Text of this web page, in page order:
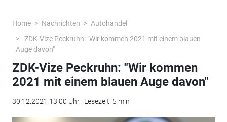
Home Nachrichten
Autohandel
ZDK-Vize Peckruhn: "Wir kommen 2021 mit einem blauen
Auge davon"
ZDK-Vize Peckruhn: "Wir kommen
2021 mit einem blauen Auge davon"
30.12.2021 13:00 Uhr | Lesezeit: 5 min